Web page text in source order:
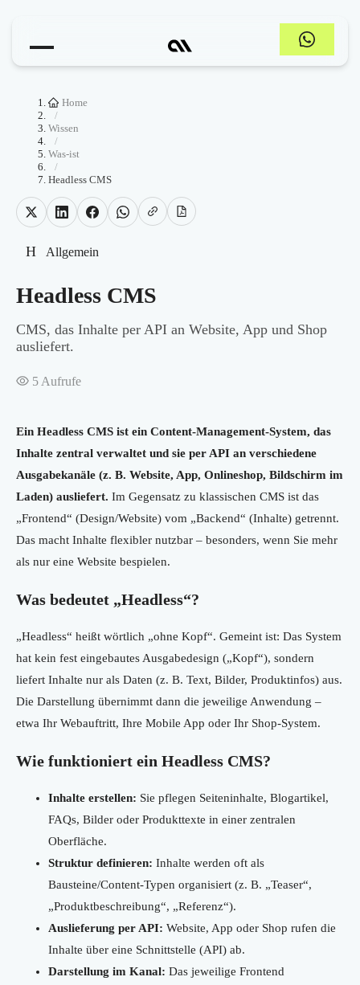
Home
/
Wissen
/
Was-ist
/
Headless CMS
H Allgemein
Headless CMS
CMS, das Inhalte per API an Website, App und Shop
ausliefert.
5 Aufrufe
Ein Headless CMS ist ein Content-Management-System, das
Inhalte zentral verwaltet und sie per API an verschiedene
Ausgabekanäle (z. B. Website, App, Onlineshop, Bildschirm im
Laden) ausliefert. Im Gegensatz zu klassischen CMS ist das
„Frontend“ (Design/Website) vom „Backend“ (Inhalte) getrennt.
Das macht Inhalte flexibler nutzbar – besonders, wenn Sie mehr
als nur eine Website bespielen.
Was bedeutet „Headless“?
„Headless“ heißt wörtlich „ohne Kopf“. Gemeint ist: Das System
hat kein fest eingebautes Ausgabedesign („Kopf“), sondern
liefert Inhalte nur als Daten (z. B. Text, Bilder, Produktinfos) aus.
Die Darstellung übernimmt dann die jeweilige Anwendung –
etwa Ihr Webauftritt, Ihre Mobile App oder Ihr Shop-System.
Wie funktioniert ein Headless CMS?
Inhalte erstellen: Sie pflegen Seiteninhalte, Blogartikel,
FAQs, Bilder oder Produkttexte in einer zentralen
Oberfläche.
Struktur definieren: Inhalte werden oft als
Bausteine/Content-Typen organisiert (z. B. „Teaser“,
„Produktbeschreibung“, „Referenz“).
Auslieferung per API: Website, App oder Shop rufen die
Inhalte über eine Schnittstelle (API) ab.
Darstellung im Kanal: Das jeweilige Frontend